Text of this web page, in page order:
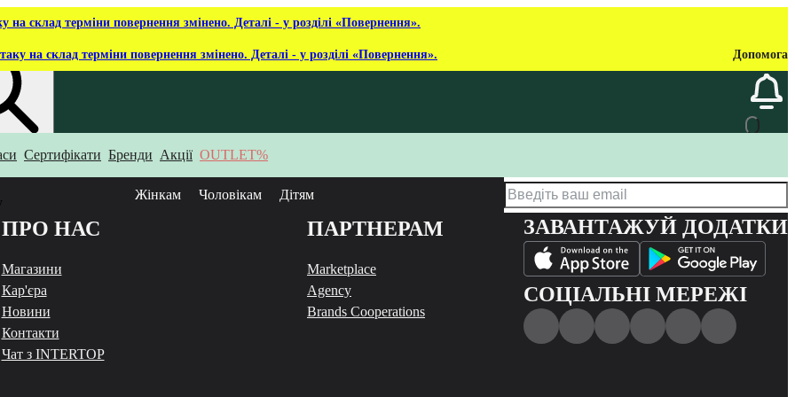
на склад терміни повернення змінено. Деталі - у розділі «Повернення».
на склад терміни повернення змінено. Деталі - у розділі «Повернення». Допомога
Сертифікати Бренди Акції OUTLET%
Жінкам Чоловікам Дітям
ПРО НАС
Магазини
Кар'єра
Новини
Контакти
Чат з INTERTOP
ПАРТНЕРАМ
Marketplace
Agency
Brands Cooperations
ЗАВАНТАЖУЙ ДОДАТКИ
СОЦІАЛЬНІ МЕРЕЖІ